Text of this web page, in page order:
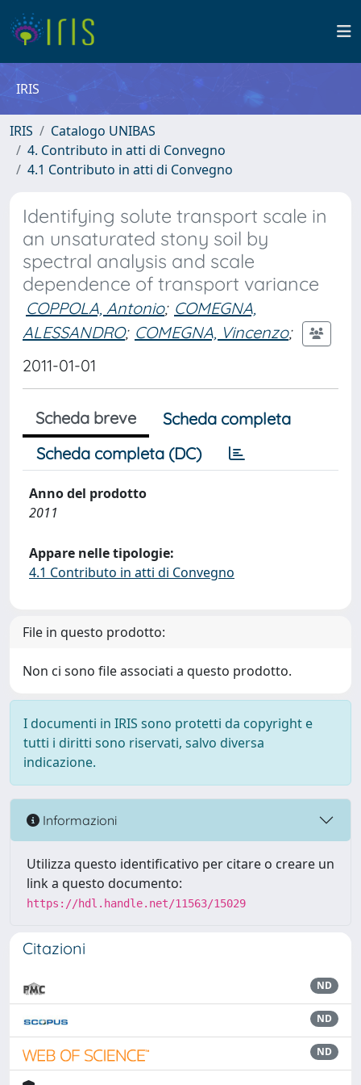
IRIS
IRIS
Catalogo UNIBAS
4. Contributo in atti di Convegno
4.1 Contributo in atti di Convegno
Identifying solute transport scale in
an unsaturated stony soil by
spectral analysis and scale
dependence of transport variance
COPPOLA, Antonio; COMEGNA,
ALESSANDRO; COMEGNA, Vincenzo;
2011-01-01
Scheda breve
Scheda completa
Scheda completa (DC)
Anno del prodotto
2011
Appare nelle tipologie:
4.1 Contributo in atti di Convegno
File in questo prodotto:
Non ci sono file associati a questo prodotto.
I documenti in IRIS sono protetti da copyright e
tutti i diritti sono riservati, salvo diversa
indicazione.
Informazioni
Utilizza questo identificativo per citare o creare un
link a questo documento:
https://hdl.handle.net/11563/15029
Citazioni
ND
ND
ND